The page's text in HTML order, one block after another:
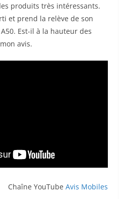
produits très intéressants.
et prend la relève de son
Est-il à la hauteur des
avis.
Chaîne YouTube Avis Mobiles